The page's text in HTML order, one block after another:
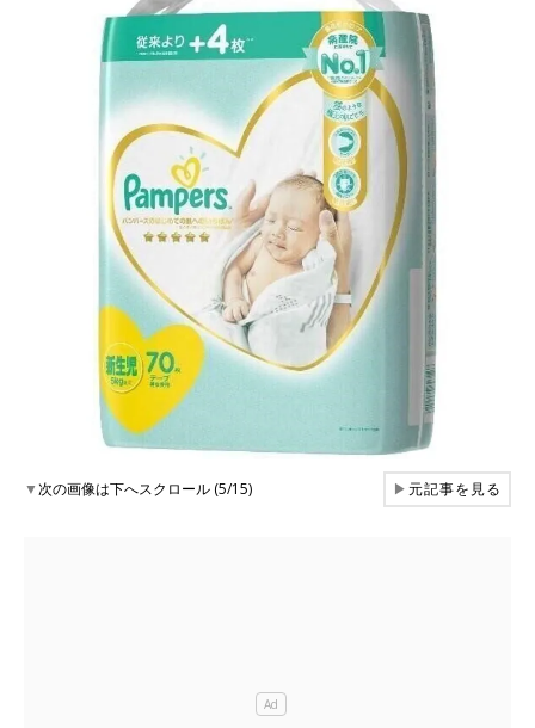
▼次の画像は下へスクロール (5/15) ▶元記事を見る